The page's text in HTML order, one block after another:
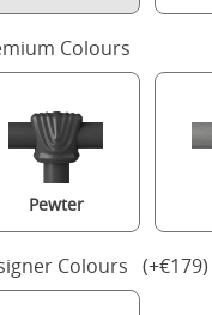
Colours
Pewter
Colours (+€179)